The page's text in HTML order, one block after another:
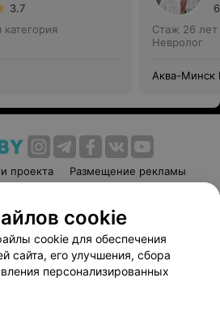
3.7
Стаж 26 лет
Невролог
Аква-Минск
проекта
Размещение рекламы
соглашение
Способы оплаты
Партнеры
руководителю 103.by
cookie
cookie для обеспечения
сайта, его улучшения, сбора
персонализированных